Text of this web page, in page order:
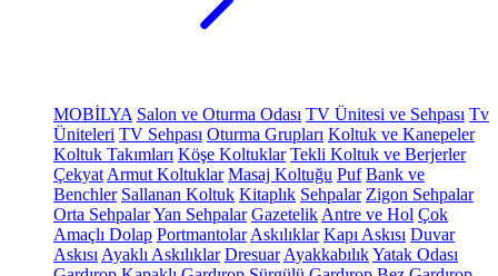
MOBİLYA Salon ve Oturma Odası TV Ünitesi ve Sehpası Tv
Üniteleri TV Sehpası Oturma Grupları Koltuk ve Kanepeler
Koltuk Takımları Köşe Koltuklar Tekli Koltuk ve Berjerler
Çekyat Armut Koltuklar Masaj Koltuğu Puf Bank ve
Benchler Sallanan Koltuk Kitaplık Sehpalar Zigon Sehpalar
Orta SehpalarYan Sehpalar Gazetelik Antre ve Hol Çok
Amaçlı Dolap Portmantolar Askılıklar Kapı Askısı Duvar
Askısı Ayaklı Askılıklar Dresuar AyakkabılıkYatak Odası